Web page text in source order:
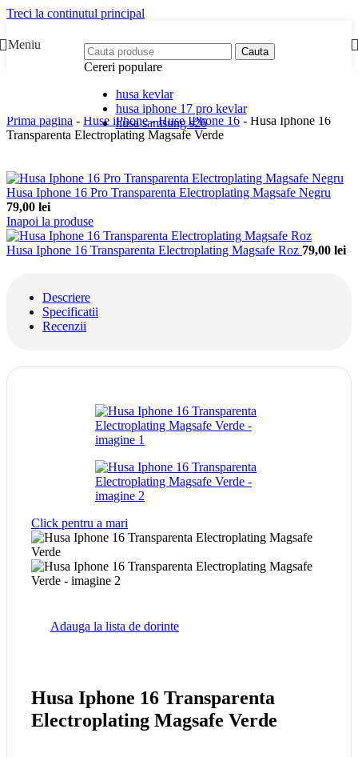
Treci la continutul principal
Meniu Cauta
Cereri populare
husa kevlar
husa iphone 17 pro kevlar
husa samsung s26
Prima pagina - Huse iPhone-Huse IPhone 16 - Husa Iphone 16
Transparenta Electroplating Magsafe Verde
Husa Iphone 16 Pro Transparenta Electroplating Magsafe Negru
79,00 lei
Inapoi la produse
Husa Iphone 16 Transparenta Electroplating Magsafe Roz 79,00 lei
Descriere
Specificatii
Recenzii
Click pentru a mari
Adauga la lista de dorinte
Husa Iphone 16 Transparenta
Electroplating Magsafe Verde